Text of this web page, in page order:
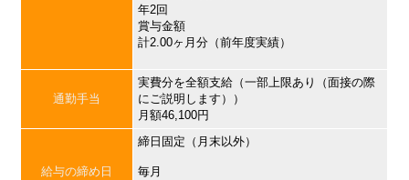
年2回
賞与金額
計2.00ヶ月分（前年度実績）
通勤手当
実費分を全額支給（一部上限あり（面接の際
にご説明します））
月額46,100円
給与の締め日
締日固定（月末以外）
毎月